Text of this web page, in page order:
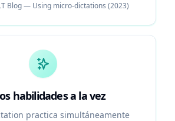
Blog — Using micro-dictations (2023)
habilidades a la vez
practica simultáneamente